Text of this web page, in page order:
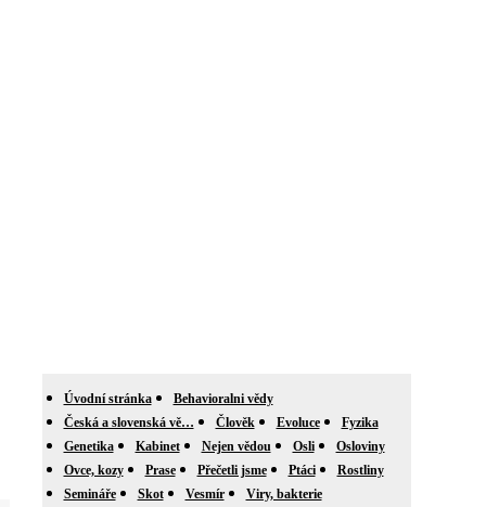
Úvodní stránka
Behavioralni vědy
Česká a slovenská vě…
Člověk Evoluce
Fyzika
Genetika
Kabinet Nejen vědou Osli
Osloviny
Ovce, kozy
Prase Přečetli jsme Ptáci
Rostliny
Semináře
Skot Vesmír
Viry, bakterie